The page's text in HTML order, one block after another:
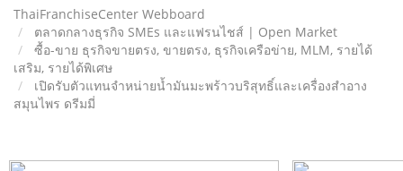
ThaiFranchiseCenter Webboard
ตลาดกลางธุรกิจ SMEs และแฟรนไชส์ | Open Market
ซื้อ-ขาย ธุรกิจขายตรง, ขายตรง, ธุรกิจเครือข่าย, MLM, รายได้
เสริม, รายได้พิเศษ
เปิดรับตัวแทนจำหน่ายน้ำมันมะพร้าวบริสุทธิ์และเครื่องสำอาง
สมุนไพร ดรีมมี่